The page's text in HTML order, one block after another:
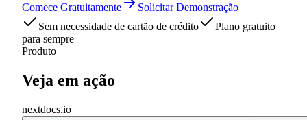
Comece Gratuitamente
Solicitar Demonstração
Sem necessidade de cartão de crédito
Plano gratuito
para sempre
Produto
Veja em ação
nextdocs.io